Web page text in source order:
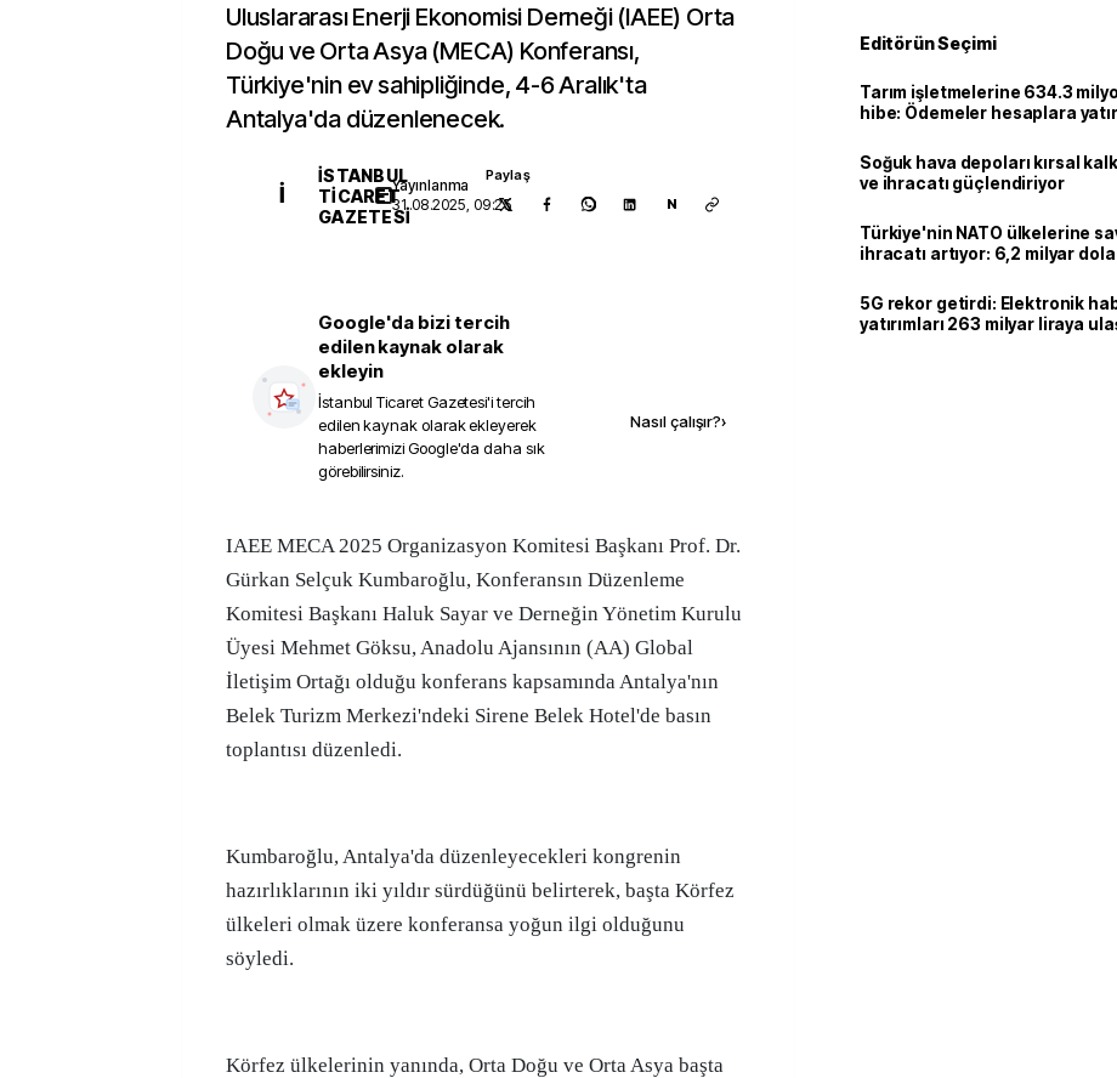
Uluslararası Enerji Ekonomisi Derneği (IAEE) Orta
Doğu ve Orta Asya (MECA) Konferansı,
Türkiye'nin ev sahipliğinde, 4-6 Aralık'ta
Antalya'da düzenlenecek.
İ
İSTANBUL
TICARET
GAZETESI
Yayınlanma
31.08.2025, 09:25
Paylaş
N
Google'da bizi tercih
edilen kaynak olarak
ekleyin
İstanbul Ticaret Gazetesi'i tercih
edilen kaynak olarak ekleyerek
haberlerimizi Google'da daha sık
görebilirsiniz.
Nasıl çalışır?›
IAEE MECA 2025 Organizasyon Komitesi Başkanı Prof. Dr.
Gürkan Selçuk Kumbaroğlu, Konferansın Düzenleme
Komitesi Başkanı Haluk Sayar ve Derneğin Yönetim Kurulu
Üyesi Mehmet Göksu, Anadolu Ajansının (AA) Global
İletişim Ortağı olduğu konferans kapsamında Antalya'nın
Belek Turizm Merkezi'ndeki Sirene Belek Hotel'de basın
toplantısı düzenledi.
Kumbaroğlu, Antalya'da düzenleyecekleri kongrenin
hazırlıklarının iki yıldır sürdüğünü belirterek, başta Körfez
ülkeleri olmak üzere konferansa yoğun ilgi olduğunu
söyledi.
Körfez ülkelerinin yanında, Orta Doğu ve Orta Asya başta
Editörün Seçimi
Tarım işletmelerine 634.3
hibe: Ödemeler hesaplara
Soğuk hava depoları kırsal
ve ihracatı güçlendiriyor
Türkiye'nin NATO ülkelerine
ihracatı artıyor: 6,2 milyar
5G rekor getirdi: Elektronik
yatırımları 263 milyar liraya